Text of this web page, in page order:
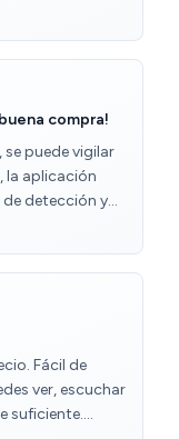
manera,
más
desde la app
de la marca.
de ellas,
Compatibles
de Samsung,
compra!
puede vigilar
la aplicación
detección y
calidad y
uso de al
dando servicio
Fácil de
ver, escuchar
suficiente.